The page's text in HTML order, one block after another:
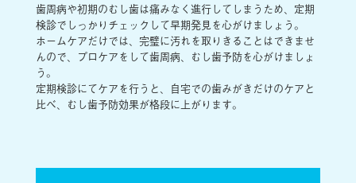
歯周病や初期のむし歯は痛みなく進行してしまうため、定期
検診でしっかりチェックして早期発見を心がけましょう。
ホームケアだけでは、完璧に汚れを取りきることはできませ
んので、プロケアをして歯周病、むし歯予防を心がけましょ
う。
定期検診にてケアを行うと、自宅での歯みがきだけのケアと
比べ、むし歯予防効果が格段に上がります。